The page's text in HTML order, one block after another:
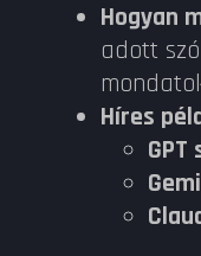
Hogyan
adott
Híres